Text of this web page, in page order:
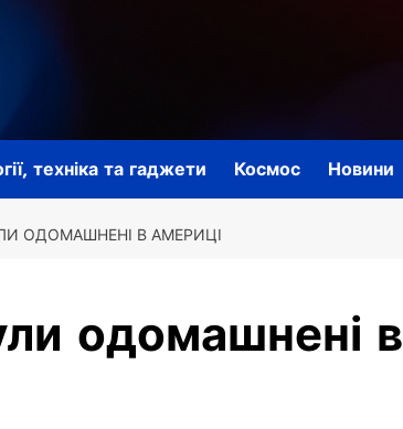
техніка та гаджети Космос Новини
ОДОМАШНЕНІ В АМЕРИЦІ
одомашнені в